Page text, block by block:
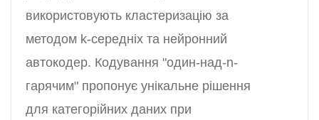
використовують кластеризацію за
методом k-середніх та нейронний
автокодер. Кодування "один-над-n-
гарячим" пропонує унікальне рішення
для категорійних даних при